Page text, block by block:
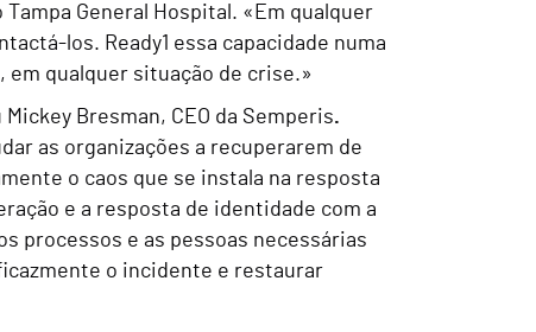
General Hospital. «Em qualquer
los. Ready1 essa capacidade numa
qualquer situação de crise.»
Bresman, CEO da Semperis.
as organizações a recuperarem de
o caos que se instala na resposta
e a resposta de identidade com a
processos e as pessoas necessárias
o incidente e restaurar